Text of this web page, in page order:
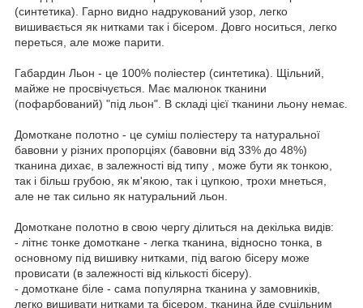
(синтетика). Гарно видно надрукований узор, легко
вишивається як нитками так і бісером. Довго носиться, легко
переться, але може парити.
Габардин Льон - це 100% поліестер (синтетика). Щільний,
майже не просвічується. Має малюнок тканини
(пофарбований) "під льон". В складі цієї тканини льону немає.
Домоткане полотно - це суміш поліестеру та натуральної
бавовни у різних пропорціях (бавовни від 33% до 48%)
тканина дихає, в залежності від типу , може бути як тонкою,
так і більш грубою, як м'якою, так і цупкою, трохи мнеться,
але не так сильно як натуральний льон.
Домоткане полотно в свою чергу ділиться на декілька видів:
- літнє тонке домоткане - легка тканина, відносно тонка, в
основному під вишивку нитками, під вагою бісеру може
провисати (в залежності від кількості бісеру).
- домоткане біле - сама популярна тканина у замовників,
легко вишивати нитками та бісером, тканина йде суцільним